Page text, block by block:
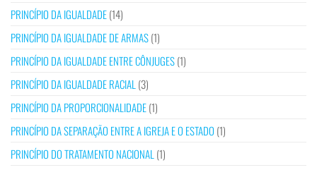
PRINCÍPIO DA IGUALDADE(14)
PRINCÍPIO DA IGUALDADE DE ARMAS(1)
PRINCÍPIO DA IGUALDADE ENTRE CÔNJUGES(1)
PRINCÍPIO DA IGUALDADE RACIAL(3)
PRINCÍPIO DA PROPORCIONALIDADE(1)
PRINCÍPIO DA SEPARAÇÃO ENTRE A IGREJA E O ESTADO (1)
PRINCÍPIO DO TRATAMENTO NACIONAL(1)